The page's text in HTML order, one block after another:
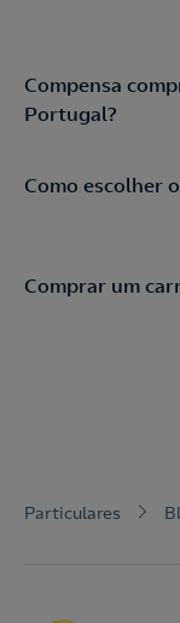
Compensa
Portugal?
Como escolher
Comprar um
Particulares